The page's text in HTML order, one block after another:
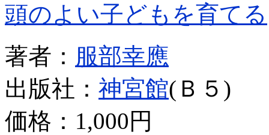
頭のよい子どもを育てる
著者： 服部幸應
出版社： 神宮館(Ｂ５)
価格： 1,000円